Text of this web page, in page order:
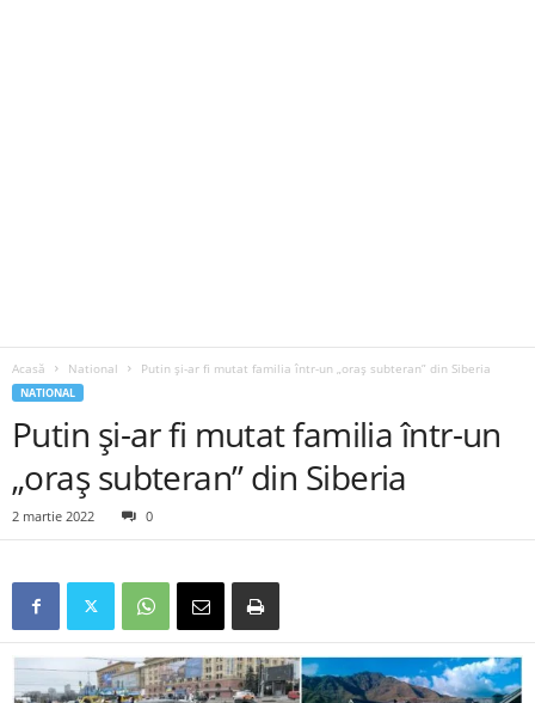
Acasă National Putin și-ar fi mutat familia într-un „oraș subteran” din Siberia
NATIONAL
Putin și-ar fi mutat familia într-un
„oraș subteran” din Siberia
2 martie 2022 0